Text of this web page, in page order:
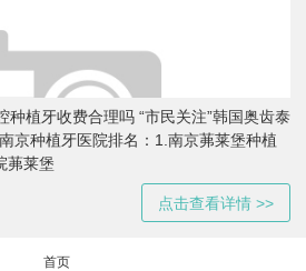
种植牙收费合理吗 “市民关注”韩国奥齿泰
京种植牙医院排名：1.南京茀莱堡种植
茀莱堡
点击查看详情 >>
首页